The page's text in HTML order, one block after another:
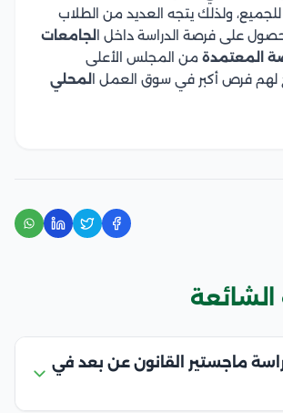
ولذلك يتجه العديد من الطلاب
على فرصة الدراسة داخل ا
لجامعات
المعتمدة من المجلس الأعلى
لهم فرص أكبر في سوق العمل ا
لمحلي
الشائعة
ماجستير القانون عن بعد في